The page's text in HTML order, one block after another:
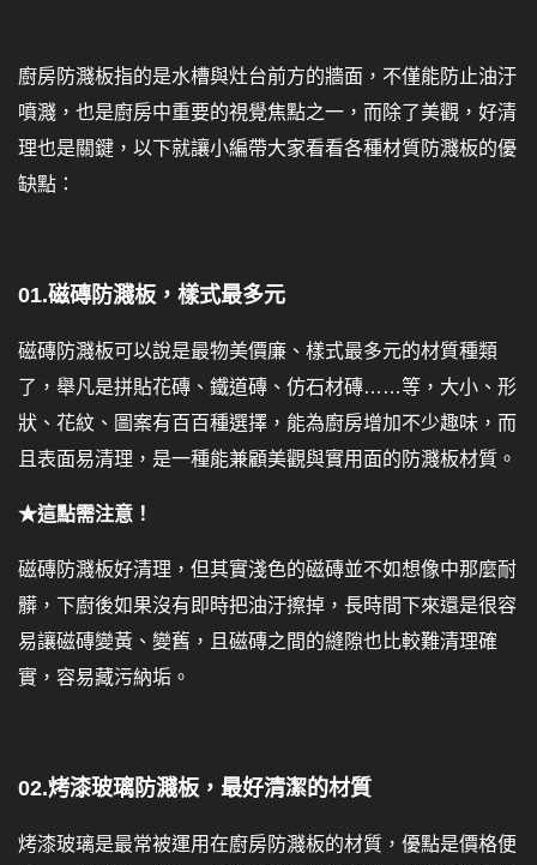
廚房防濺板指的是水槽與灶台前方的牆面，不僅能防止油汙
噴濺，也是廚房中重要的視覺焦點之一，而除了美觀，好清
理也是關鍵，以下就讓小編帶大家看看各種材質防濺板的優
缺點：
01.磁磚防濺板，樣式最多元
磁磚防濺板可以說是最物美價廉、樣式最多元的材質種類
了，舉凡是拼貼花磚、鐵道磚、仿石材磚……等，大小、形
狀、花紋、圖案有百百種選擇，能為廚房增加不少趣味，而
且表面易清理，是一種能兼顧美觀與實用面的防濺板材質。
★這點需注意！
磁磚防濺板好清理，但其實淺色的磁磚並不如想像中那麼耐
髒，下廚後如果沒有即時把油汙擦掉，長時間下來還是很容
易讓磁磚變黃、變舊，且磁磚之間的縫隙也比較難清理確
實，容易藏污納垢。
02.烤漆玻璃防濺板，最好清潔的材質
烤漆玻璃是最常被運用在廚房防濺板的材質，優點是價格便